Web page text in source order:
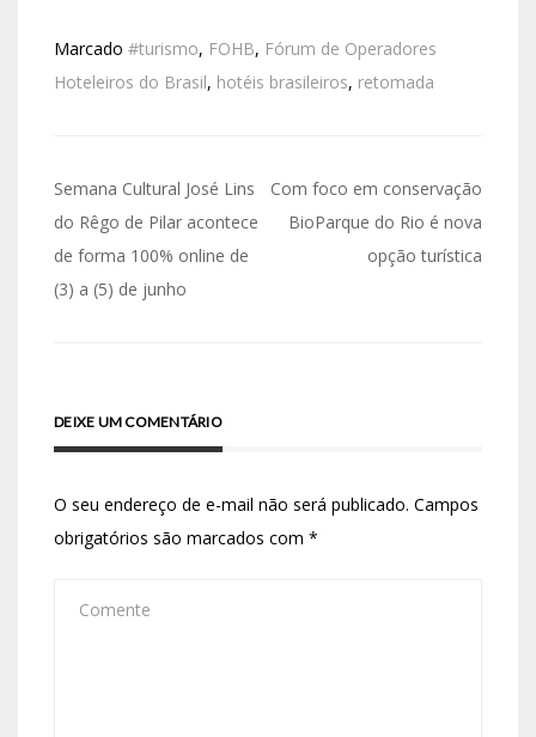
Marcado #turismo, FOHB, Fórum de Operadores
Hoteleiros do Brasil, hotéis brasileiros, retomada
Semana Cultural José Lins
do Rêgo de Pilar acontece
de forma 100% online de
(3) a (5) de junho
Com foco em conservação
BioParque do Rio é nova
opção turística
DEIXE UM COMENTÁRIO
O seu endereço de e-mail não será publicado. Campos
obrigatórios são marcados com *